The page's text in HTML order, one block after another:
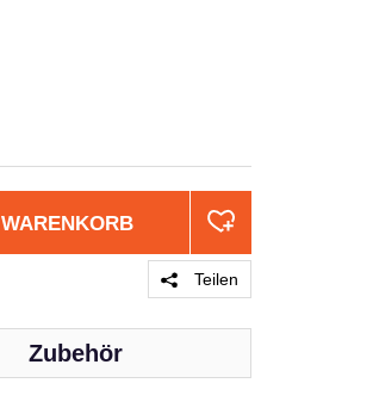
WARENKORB
Teilen
Zubehör